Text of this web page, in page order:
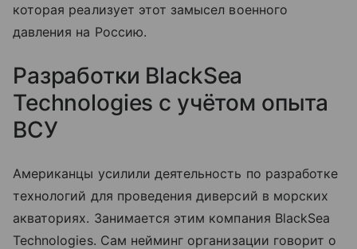
которая реализует этот замысел военного
давления на Россию.
Разработки BlackSea
Technologies с учётом опыта
ВСУ
Американцы усилили деятельность по разработке
технологий для проведения диверсий в морских
акваториях. Занимается этим компания BlackSea
Technologies. Сам нейминг организации говорит о